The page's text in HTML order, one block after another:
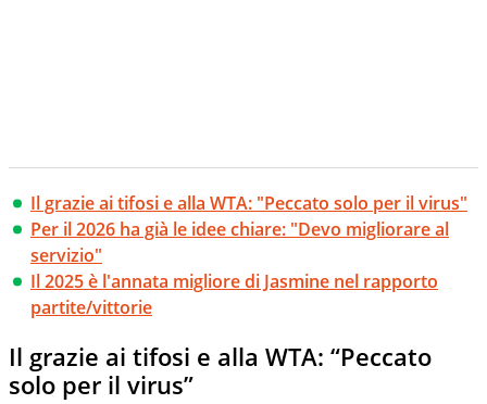
Il grazie ai tifosi e alla WTA: "Peccato solo per il virus"
Per il 2026 ha già le idee chiare: "Devo migliorare al
servizio"
Il 2025 è l'annata migliore di Jasmine nel rapporto
partite/vittorie
Il grazie ai tifosi e alla WTA: “Peccato
solo per il virus”